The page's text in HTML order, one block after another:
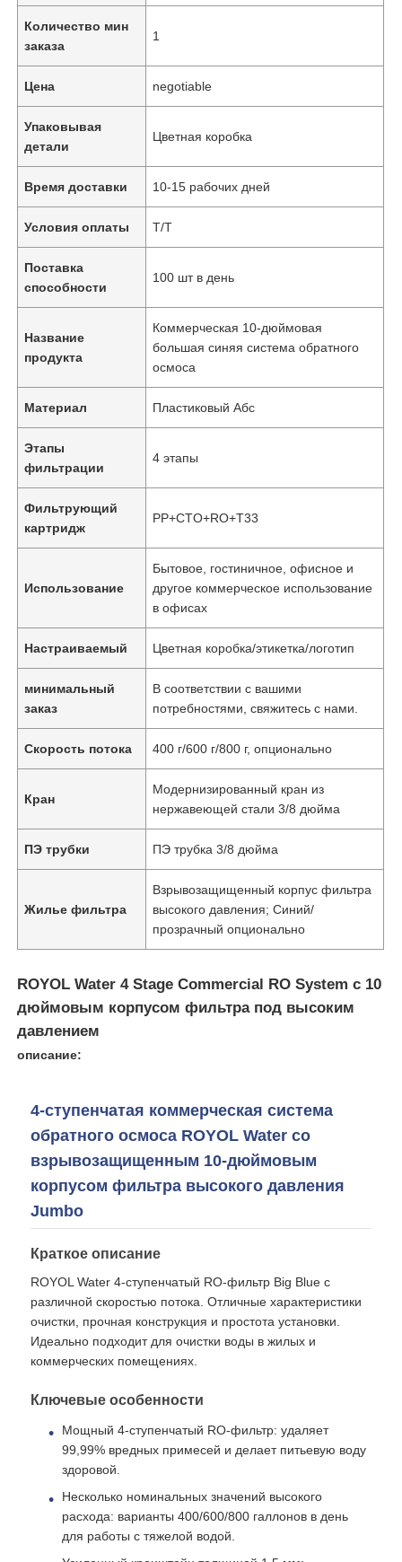
Главная страница
Ролики
О Компании
контроль качества
Новости
Системы обратного осмоса
Количество мин
заказа
1
Цена negotiable
Упаковывая
детали
Цветная коробка
Время доставки 10-15 рабочих дней
Условия оплаты Т/Т
Поставка
способности
100 шт в день
Название
продукта
Коммерческая 10-дюймовая
большая синяя система обратного
осмоса
Материал Пластиковый Абс
Этапы
фильтрации
4 этапы
Фильтрующий
картридж
PP+CTO+RO+T33
Использование
Бытовое, гостиничное, офисное и
другое коммерческое использование
в офисах
Настраиваемый Цветная коробка/этикетка/логотип
минимальный
заказ
В соответствии с вашими
потребностями, свяжитесь с нами.
Скорость потока 400 г/600 г/800 г, опционально
Кран
Модернизированный кран из
нержавеющей стали 3/8 дюйма
ПЭ трубки ПЭ трубка 3/8 дюйма
Жилье фильтра
Взрывозащищенный корпус фильтра
высокого давления; Синий/
прозрачный опционально
ROYOL Water 4 Stage Commercial RO System с 10
дюймовым корпусом фильтра под высоким
давлением
описание:
4-ступенчатая коммерческая система
обратного осмоса ROYOL Water со
взрывозащищенным 10-дюймовым
корпусом фильтра высокого давления
Jumbo
Краткое описание
ROYOL Water 4-ступенчатый RO-фильтр Big Blue с
различной скоростью потока. Отличные характеристики
очистки, прочная конструкция и простота установки.
Идеально подходит для очистки воды в жилых и
коммерческих помещениях.
Ключевые особенности
Мощный 4-ступенчатый RO-фильтр: удаляет
99,99% вредных примесей и делает питьевую воду
здоровой.
Несколько номинальных значений высокого
расхода: варианты 400/600/800 галлонов в день
для работы с тяжелой водой.